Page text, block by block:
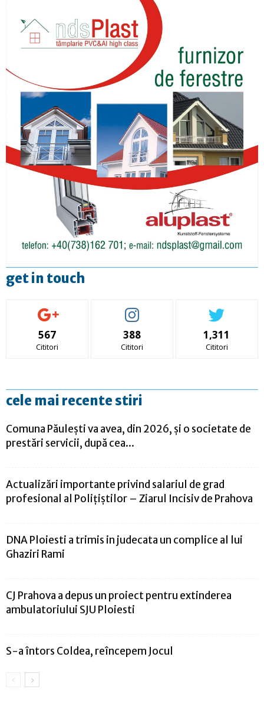
get in touch
567
Cititori
388
Cititori
1,311
Cititori
cele mai recente stiri
Comuna Păulești va avea, din 2026, și o societate de
prestări servicii, după cea...
Actualizări importante privind salariul de grad
profesional al Polițiștilor – Ziarul Incisiv de Prahova
DNA Ploiesti a trimis in judecata un complice al lui
Ghaziri Rami
CJ Prahova a depus un proiect pentru extinderea
ambulatoriului SJU Ploiesti
S-a întors Coldea, reîncepem Jocul